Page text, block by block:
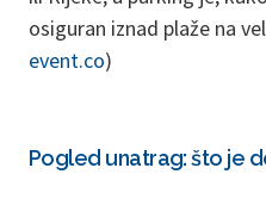
osiguran iznad plaže na
event.co)
Pogled unatrag: što je